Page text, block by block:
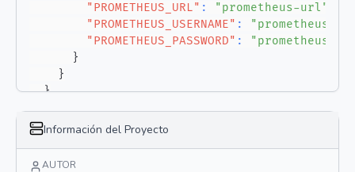
"PROMETHEUS_URL" : "prometheus-url"
"PROMETHEUS_USERNAME" :
"prometheus-
"PROMETHEUS_PASSWORD" :
"prometheus-
}
}
}
Información del Proyecto
AUTOR